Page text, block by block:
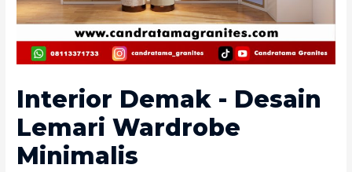
Interior Demak - Desain
Lemari Wardrobe
Minimalis